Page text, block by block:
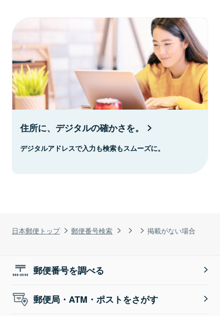
日本郵便トップ 郵便番号検索 掲載がない場合
住所に、デジタルの確かさを。
デジタルアドレスで入力も検索もスムーズに。
郵便番号を調べる
郵便局・ATM・ポストをさがす